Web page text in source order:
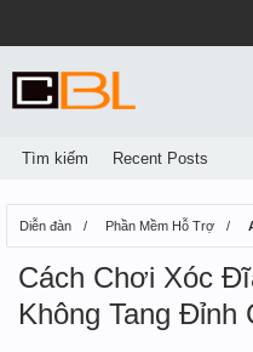
Diễn đàn Phần Mềm Hỗ Trợ
Cách Chơi Xóc
Không Tang Đỉnh
Tìm kiếm Recent Posts